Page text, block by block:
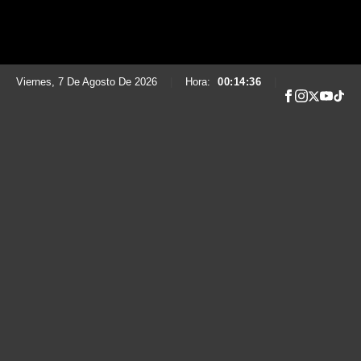
Viernes, 7 De Agosto De 2026 Hora: 00:14:37